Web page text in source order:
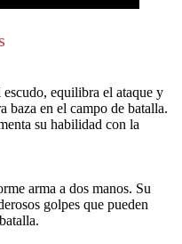
equilibra el ataque y
baza en el campo de batalla.
su habilidad con la
arma a dos manos. Su
golpes que pueden